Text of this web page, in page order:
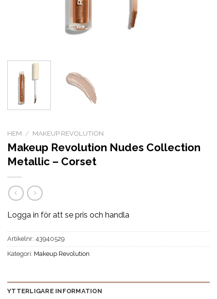
HEM / MAKEUP REVOLUTION
Makeup Revolution Nudes Collection
Metallic – Corset
Logga in för att se pris och handla
Artikelnr: 43940529
Kategori: Makeup Revolution
YTTERLIGARE INFORMATION